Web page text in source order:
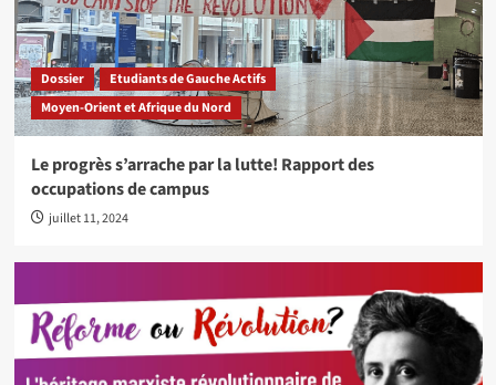
Dossier
Etudiants de Gauche Actifs
Moyen-Orient et Afrique du Nord
Le progrès s’arrache par la lutte! Rapport des
occupations de campus
juillet 11, 2024